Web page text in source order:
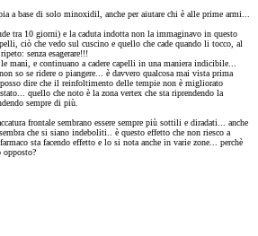
a base di solo minoxidil, anche per aiutare chi è alle prime armi...
tra 10 giorni) e la caduta indotta non la immaginavo in questo
ciò che vedo sul cuscino e quello che cade quando li tocco, al
senza esagerare!!!
mani, e continuano a cadere capelli in una maniera indicibile...
so se ridere o piangere... è davvero qualcosa mai vista prima
dire che il reinfoltimento delle tempie non è migliorato
quello che noto è la zona vertex che sta riprendendo la
sempre di più.
frontale sembrano essere sempre più sottili e diradati... anche
che si siano indeboliti.. è questo effetto che non riesco a
sta facendo effetto e lo si nota anche in varie zone... perchè
opposto?